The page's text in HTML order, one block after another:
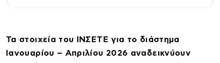
Τα στοιχεία του ΙΝΣΕΤΕ για το διάστημα
Ιανουαρίου – Απριλίου 2026 αναδεικνύουν